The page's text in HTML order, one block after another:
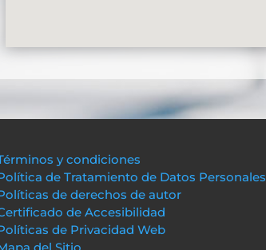
y condiciones
de Tratamiento de Datos Personales
de derechos de autor
de Accesibilidad
de Privacidad Web